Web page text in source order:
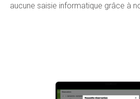
aucune saisie informatique grâce à